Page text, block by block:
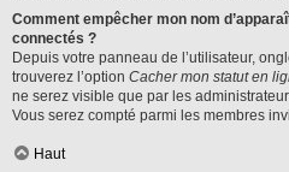
Comment empêcher mon nom
connectés ?
Depuis votre panneau de l’utilisateur,
trouverez l’option Cacher mon statut en
ne serez visible que par les
Vous serez compté parmi les membres
Haut